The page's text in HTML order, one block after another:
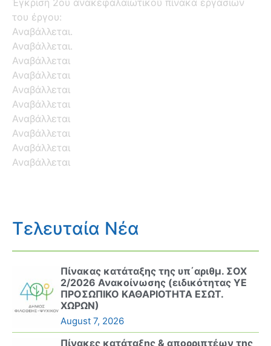
του έργου:
Αναβάλλεται.
Αναβάλλεται.
Αναβάλλεται
Αναβάλλεται
Αναβάλλεται
Αναβάλλεται
Αναβάλλεται
Αναβάλλεται
Αναβάλλεται
Αναβάλλεται
Τελευταία Νέα
Πίνακας κατάταξης της υπ΄αριθμ. ΣΟΧ
2/2026 Ανακοίνωσης (ειδικότητας ΥΕ
ΠΡΟΣΩΠΙΚΟ ΚΑΘΑΡΙΟΤΗΤΑ ΕΣΩΤ.
ΧΩΡΩΝ)
August 7, 2026
Πίνακες κατάταξης & απορριπτέων της